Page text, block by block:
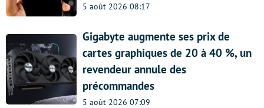
5 août 2026 08:17
Gigabyte augmente ses prix de
cartes graphiques de 20 à 40 %, un
revendeur annule des
précommandes
5 août 2026 07:09